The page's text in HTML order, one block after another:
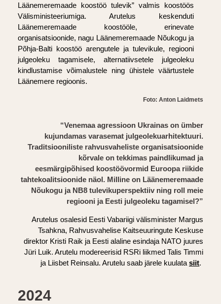
Läänemeremaade koostöö tulevik” valmis koostöös
Välisministeeriumiga. Arutelus keskenduti
Läänemeremaade koostööle, erinevate
organisatsioonide, nagu Läänemeremaade Nõukogu ja
Põhja-Balti koostöö arengutele ja tulevikule, regiooni
julgeoleku tagamisele, alternatiivsetele julgeoleku
kindlustamise võimalustele ning ühistele väärtustele
Läänemere regioonis.
Foto: Anton Laidmets
“Venemaa agressioon Ukrainas on ümber
kujundamas varasemat julgeolekuarhitektuuri.
Traditsiooniliste rahvusvaheliste organisatsioonide
kõrvale on tekkimas paindlikumad ja
eesmärgipõhised koostöövormid Euroopa riikide
tahtekoalitsioonide näol. Milline on Läänemeremaade
Nõukogu ja NB8 tulevikuperspektiiv ning roll meie
regiooni ja Eesti julgeoleku tagamisel?”
Arutelus osalesid Eesti Vabariigi välisminister Margus
Tsahkna, Rahvusvahelise Kaitseuuringute Keskuse
direktor Kristi Raik ja Eesti alaline esindaja NATO juures
Jüri Luik. Arutelu modereerisid RSRi liikmed Talis Timmi
ja Liisbet Reinsalu.Arutelu saab järele kuulatasiit.
2024